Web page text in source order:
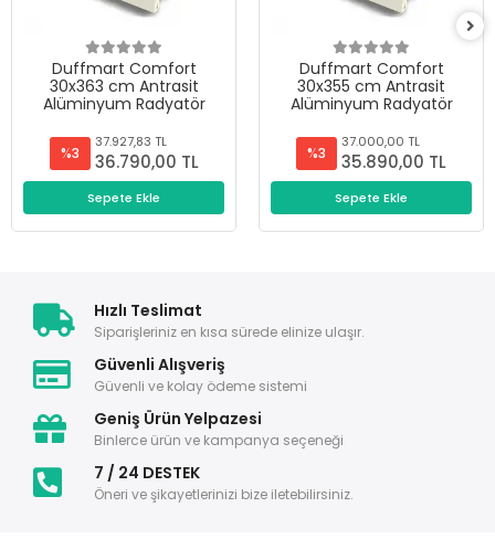
Duffmart Comfort
30x363 cm Antrasit
Alüminyum Radyatör
%3
37.927,83 TL
36.790,00 TL
Sepete Ekle
Duffmart Comfort
30x355 cm Antrasit
Alüminyum Radyatör
%3
37.000,00 TL
35.890,00 TL
Sepete Ekle
Hızlı Teslimat
Siparişleriniz en kısa sürede elinize ulaşır.
Güvenli Alışveriş
Güvenli ve kolay ödeme sistemi
Geniş Ürün Yelpazesi
Binlerce ürün ve kampanya seçeneği
7 / 24 DESTEK
Öneri ve şikayetlerinizi bize iletebilirsiniz.